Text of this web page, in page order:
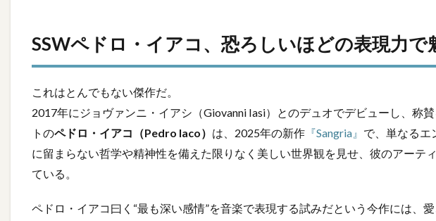
SSWペドロ・イアコ、恐ろしいほどの表現力で
これはとんでもない傑作だ。
2017年にジョヴァンニ・イアシ（Giovanni Iasi）とのデュオでデビューし、称
トのペドロ・イアコ（Pedro Iaco） は、2025年の新作 『Sangria』 で、単なるエ
に留まらない哲学や精神性を備えた限りなく美しい世界観を見せ、彼のアーテ
ている。
ペドロ・イアコ曰く“最も深い感情”を音楽で表現する試みだという今作には、